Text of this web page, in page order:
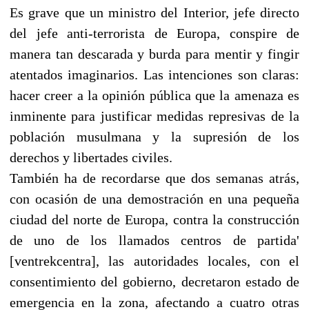
Es grave que un ministro del Interior, jefe directo
del jefe anti-terrorista de Europa, conspire de
manera tan descarada y burda para mentir y fingir
atentados imaginarios. Las intenciones son claras:
hacer creer a la opinión pública que la amenaza es
inminente para justificar medidas represivas de la
población musulmana y la supresión de los
derechos y libertades civiles.
También ha de recordarse que dos semanas atrás,
con ocasión de una demostración en una pequeña
ciudad del norte de Europa, contra la construcción
de uno de los llamados centros de partida'
[ventrekcentra], las autoridades locales, con el
consentimiento del gobierno, decretaron estado de
emergencia en la zona, afectando a cuatro otras